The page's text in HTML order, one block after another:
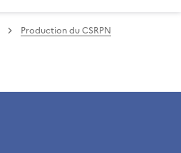
Production du CSRPN